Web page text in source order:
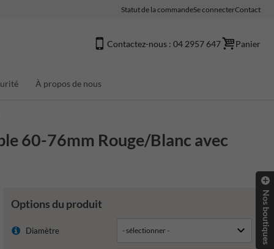
Statut de la commandeSe connecterContact
Contactez-nous : 04 2957 647 Panier
À propos de nous
60-76mm Rouge/Blanc avec
Options du produit
Diamètre Nos boutiques